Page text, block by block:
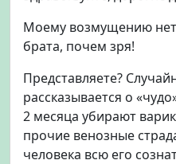
н
н
й
т
р
и
к
Моему возмущению
брата, почем зря!
Представляете?
рассказывается о
2 месяца убирают
прочие венозные
человека всю его